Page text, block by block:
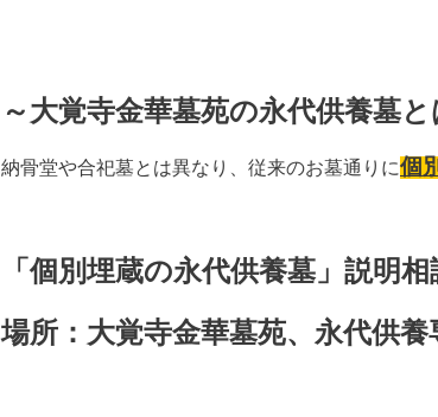
～大覚寺金華墓苑の永代供養墓と
納骨堂や合祀墓とは異なり、従来のお墓通りに個
「個別埋蔵の永代供養墓」説明
場所：大覚寺金華墓苑、永代供養